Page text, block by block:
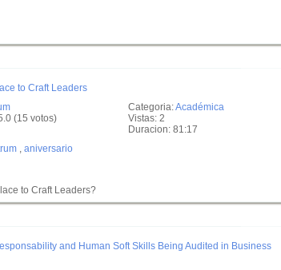
to Craft Leaders
Categoria:Académica
Vistas: 2
Duracion: 81:17
(15 votos)
, aniversario
to Craft Leaders?
and Human Soft Skills Being Audited in Business